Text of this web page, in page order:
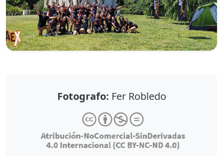
Fotografo: Fer Robledo